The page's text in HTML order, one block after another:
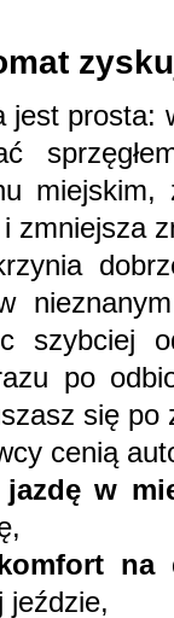
jest prosta:
miejskim,
zmniejsza
szybciej
po
się po
cenią
jazdę w
na
jeździe,